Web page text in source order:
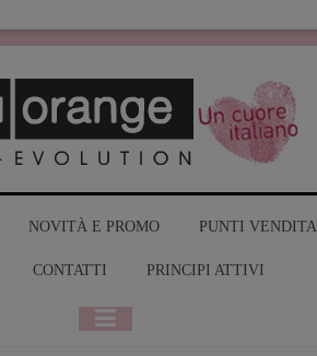
NOVITÀ E PROMO PUNTI VENDITA
CONTATTI PRINCIPI ATTIVI